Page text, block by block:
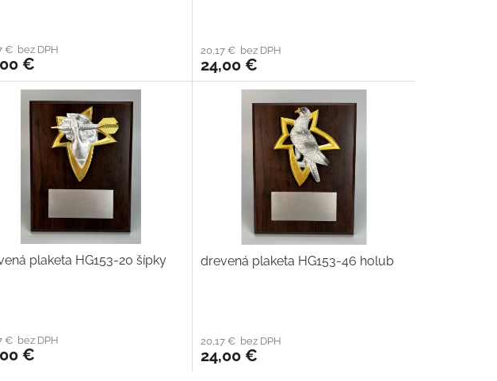
€ bez DPH
€
20,17 € bez DPH
24,00 €
plaketa HG153-20 šípky
€ bez DPH
€
drevená plaketa HG153-46 holub
20,17 € bez DPH
24,00 €